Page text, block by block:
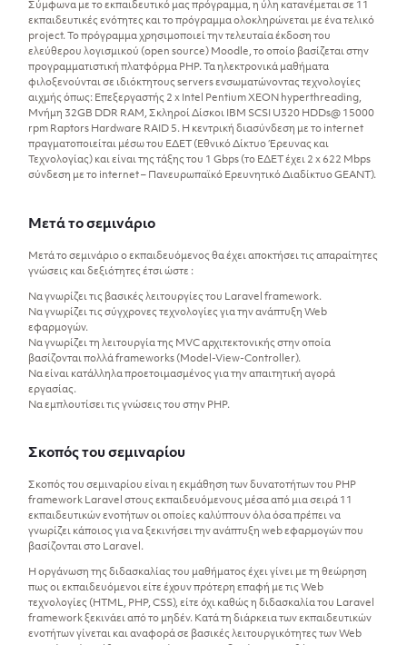
Σύμφωνα με το εκπαιδευτικό μας πρόγραμμα, η ύλη κατανέμεται σε 11
εκπαιδευτικές ενότητες και το πρόγραμμα ολοκληρώνεται με ένα τελικό
project. Το πρόγραμμα χρησιμοποιεί την τελευταία έκδοση του
ελεύθερου λογισμικού (open source) Moodle, το οποίο βασίζεται στην
προγραμματιστική πλατφόρμα PHP. Τα ηλεκτρονικά μαθήματα
φιλοξενούνται σε ιδιόκτητους servers ενσωματώνοντας τεχνολογίες
αιχμής όπως: Επεξεργαστής 2 x Intel Pentium XEON hyperthreading,
Μνήμη 32GB DDR RAM, Σκληροί Δίσκοι IBM SCSI U320 HDDs@ 15000
rpm Raptors Hardware RAID 5. Η κεντρική διασύνδεση με το internet
πραγματοποιείται μέσω του ΕΔΕΤ (Εθνικό Δίκτυο Έρευνας και
Τεχνολογίας) και είναι της τάξης του 1 Gbps (το ΕΔΕΤ έχει 2 x 622 Mbps
σύνδεση με το internet – Πανευρωπαϊκό Ερευνητικό Διαδίκτυο GEANT).
Μετά το σεμινάριο
Μετά το σεμινάριο ο εκπαιδευόμενος θα έχει αποκτήσει τις απαραίτητες
γνώσεις και δεξιότητες έτσι ώστε :
Να γνωρίζει τις βασικές λειτουργίες του Laravel framework.
Να γνωρίζει τις σύγχρονες τεχνολογίες για την ανάπτυξη Web
εφαρμογών.
Να γνωρίζει τη λειτουργία της MVC αρχιτεκτονικής στην οποία
βασίζονται πολλά frameworks (Model-View-Controller).
Να είναι κατάλληλα προετοιμασμένος για την απαιτητική αγορά
εργασίας.
Να εμπλουτίσει τις γνώσεις του στην PHP.
Σκοπός του σεμιναρίου
Σκοπός του σεμιναρίου είναι η εκμάθηση των δυνατοτήτων του PHP
framework Laravel στους εκπαιδευόμενους μέσα από μια σειρά 11
εκπαιδευτικών ενοτήτων οι οποίες καλύπτουν όλα όσα πρέπει να
γνωρίζει κάποιος για να ξεκινήσει την ανάπτυξη web εφαρμογών που
βασίζονται στο Laravel.
Η οργάνωση της διδασκαλίας του μαθήματος έχει γίνει με τη θεώρηση
πως οι εκπαιδευόμενοι είτε έχουν πρότερη επαφή με τις Web
τεχνολογίες (HTML, PHP, CSS), είτε όχι καθώς η διδασκαλία του Laravel
framework ξεκινάει από το μηδέν. Κατά τη διάρκεια των εκπαιδευτικών
ενοτήτων γίνεται και αναφορά σε βασικές λειτουργικότητες των Web